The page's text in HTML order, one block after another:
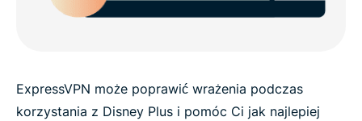
ExpressVPN może poprawić wrażenia podczas
korzystania z Disney Plus i pomóc Ci jak najlepiej